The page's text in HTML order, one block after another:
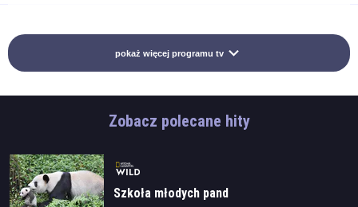
pokaż więcej programu tv
Zobacz polecane hity
Szkoła młodych pand